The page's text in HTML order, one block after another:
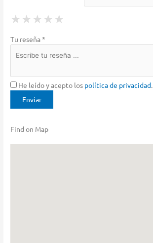
★ 1 Star
★ ★ 2 Stars
★ ★ ★ 3 Stars
★ ★ ★ ★ 4 Stars
★ ★ ★ ★ ★
Tu reseña *
He leído y acepto los política de privacidad.
Find on Map